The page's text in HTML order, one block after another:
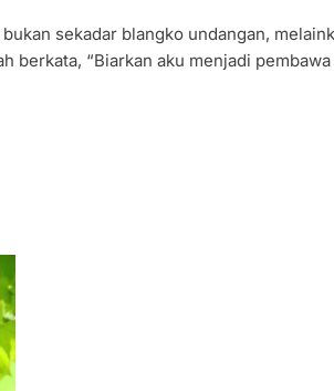
bukan sekadar blangko undangan,
berkata, “Biarkan aku menjadi